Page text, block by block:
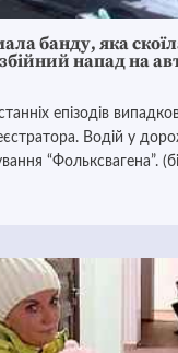
банду, яка
напад на
епізодів
Водій у
“Фольксвагена”.